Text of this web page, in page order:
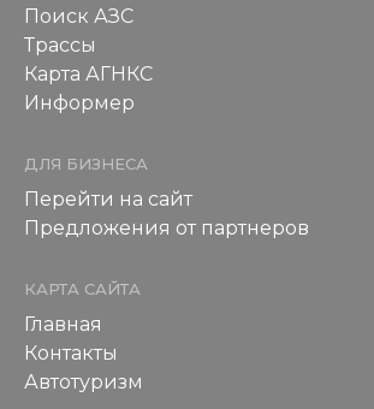
Поиск АЗС
Трассы
Карта АГНКС
Информер
ДЛЯ БИЗНЕСА
Перейти на сайт
Предложения от партнеров
КАРТА САЙТА
Главная
Контакты
Автотуризм